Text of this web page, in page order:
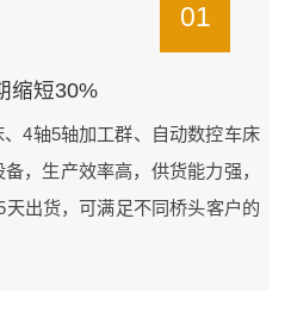
01
缩短30%
4轴5轴加工群、自动数控车床
，生产效率高，供货能力强，
出货，可满足不同桥头客户的